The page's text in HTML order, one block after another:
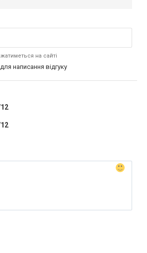
на сайті
для написання відгуку